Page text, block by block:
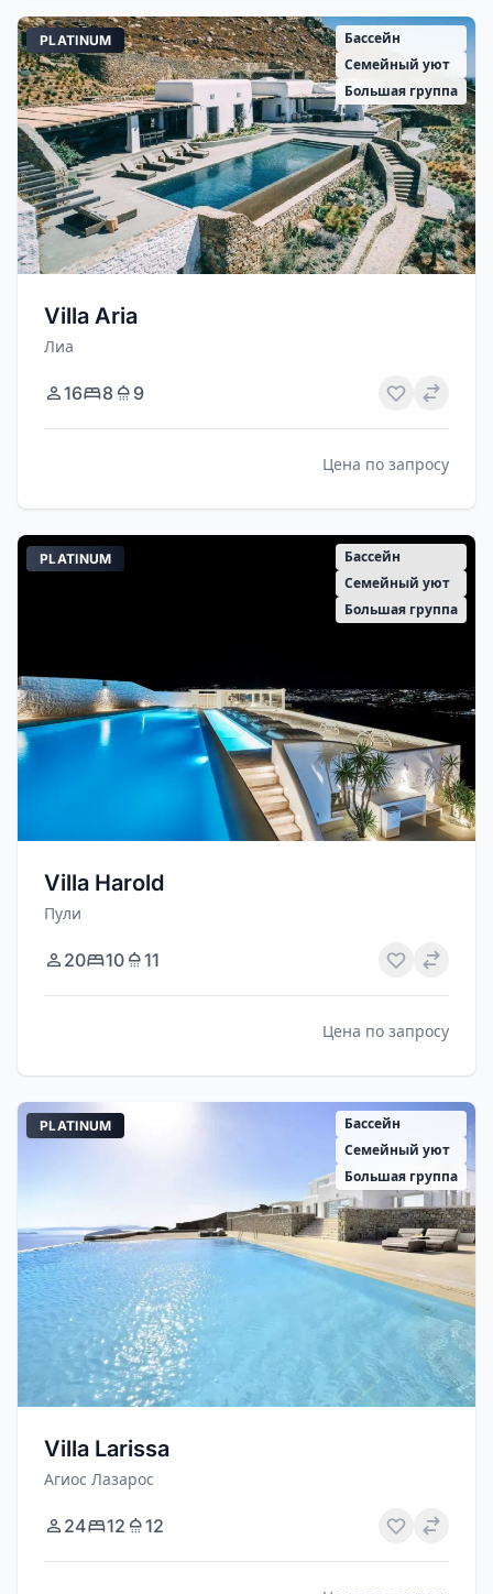
PLATINUM
Бассейн
Семейный уют
Большая группа
Villa Aria
Лиа
16 8 9
Цена по запросу
PLATINUM
Бассейн
Семейный уют
Большая группа
Villa Harold
Пули
20 10 11
Цена по запросу
PLATINUM
Бассейн
Семейный уют
Большая группа
Villa Larissa
Агиос Лазарос
24 12 12